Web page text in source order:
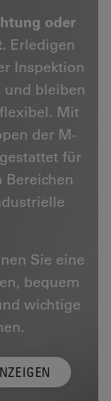
oder
Erledigen
Inspektion
bleiben
Mit
der M-
für
Sie eine
bequem
wichtige